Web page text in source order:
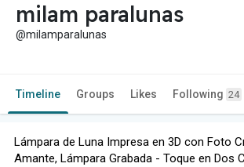
milam paralunas
@milamparalunas
Timeline Groups Likes Following 24
Lámpara de Luna Impresa en 3D con Foto
Amante, Lámpara Grabada - Toque en Dos